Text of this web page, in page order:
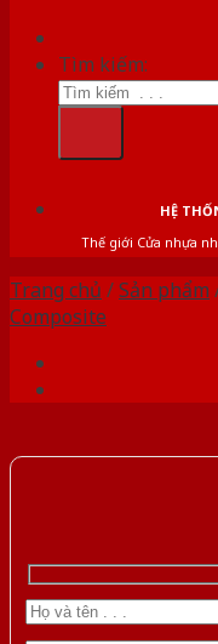
Tìm kiếm:
HỆ
Thế giới Cửa nhựa
Trang chủ /Sản phẩm
Composite